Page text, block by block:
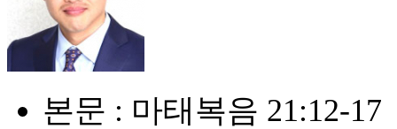
본문 : 마태복음 21:12-17